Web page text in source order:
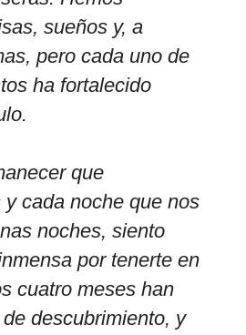
sueños y, a
pero cada uno de
ha fortalecido
que
cada noche que nos
noches, siento
por tenerte en
cuatro meses han
descubrimiento, y